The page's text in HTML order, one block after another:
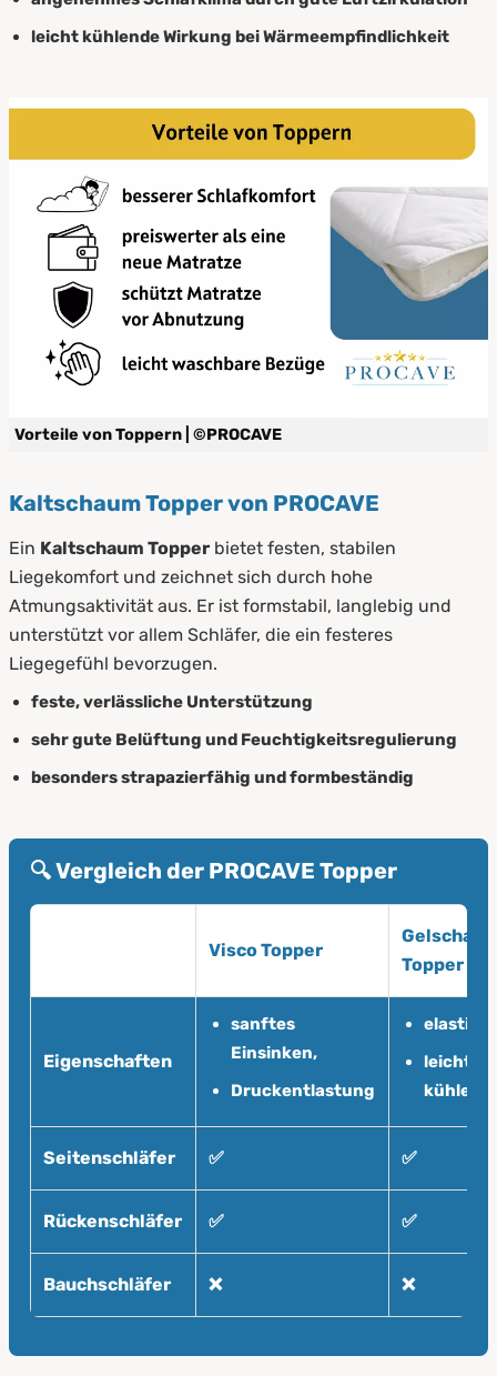
leicht kühlende Wirkung bei Wärmeempfindlichkeit
Vorteile von Toppern | ©PROCAVE
Kaltschaum Topper von PROCAVE
Ein Kaltschaum Topper bietet festen, stabilen
Liegekomfort und zeichnet sich durch hohe
Atmungsaktivität aus. Er ist formstabil, langlebig und
unterstützt vor allem Schläfer, die ein festeres
Liegegefühl bevorzugen.
feste, verlässliche Unterstützung
sehr gute Belüftung und Feuchtigkeitsregulierung
besonders strapazierfähig und formbeständig
🔍 Vergleich der PROCAVE Topper
Visco Topper
Topper
Eigenschaften
sanftes
Einsinken,
Druckentlastung
leicht
kühlend
Seitenschläfer ✅ ✅
Rückenschläfer ✅ ✅
Bauchschläfer ❌ ❌